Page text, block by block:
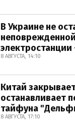
В Украине не
неповрежденной
электростанции
8 АВГУСТА, 14:10
Китай
останавливает
тайфуна
8 АВГУСТА, 17:10